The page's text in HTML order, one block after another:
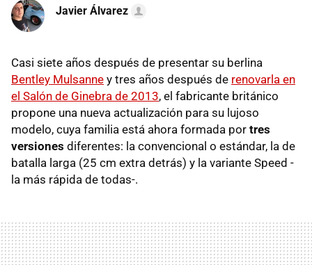
Javier Álvarez
Casi siete años después de presentar su berlina
Bentley Mulsanne y tres años después de renovarla en
el Salón de Ginebra de 2013, el fabricante británico
propone una nueva actualización para su lujoso
modelo, cuya familia está ahora formada por tres
versiones diferentes: la convencional o estándar, la de
batalla larga (25 cm extra detrás) y la variante Speed -
la más rápida de todas-.